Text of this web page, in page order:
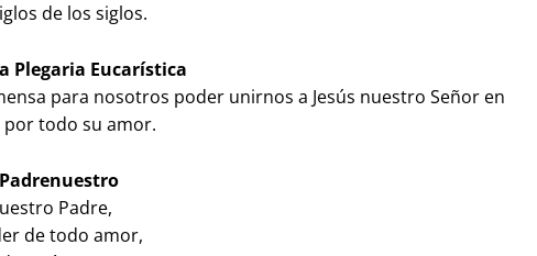
de los siglos.
Plegaria Eucarística
para nosotros poder unirnos a Jesús nuestro Señor en
todo su amor.
Padre,
de todo amor,